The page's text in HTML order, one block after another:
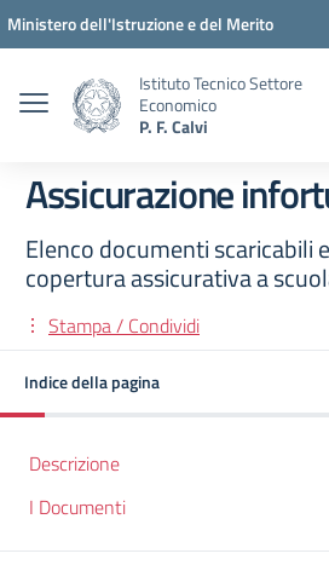
Vai ai contenuti
Vai al menu di navigazione
Vai al footer
Ministero dell'Istruzione e del Merito
Istituto Tecnico Settore
Economico
P. F. Calvi
Assicurazione
Elenco documenti scaricabili
copertura assicurativa a
Stampa / Condividi
Indice della pagina
Descrizione
I Documenti